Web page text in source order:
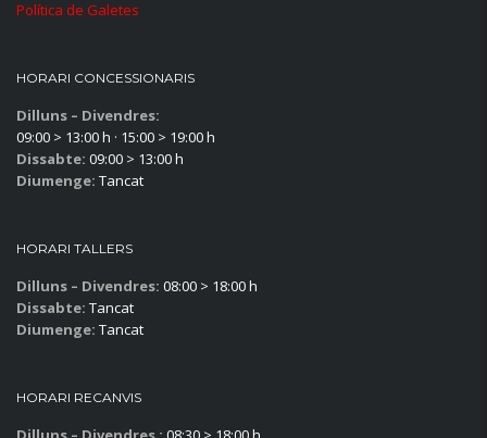
Política de Galetes
HORARI CONCESSIONARIS
Dilluns – Divendres:
09:00 > 13:00 h · 15:00 > 19:00 h
Dissabte: 09:00 > 13:00 h
Diumenge: Tancat
HORARI TALLERS
Dilluns – Divendres: 08:00 > 18:00 h
Dissabte: Tancat
Diumenge: Tancat
HORARI RECANVIS